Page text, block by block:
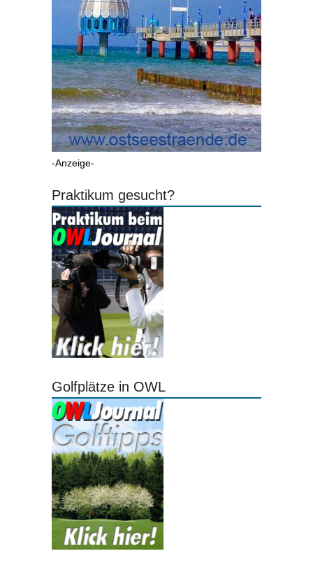
-Anzeige-
Praktikum gesucht?
Golfplätze in OWL